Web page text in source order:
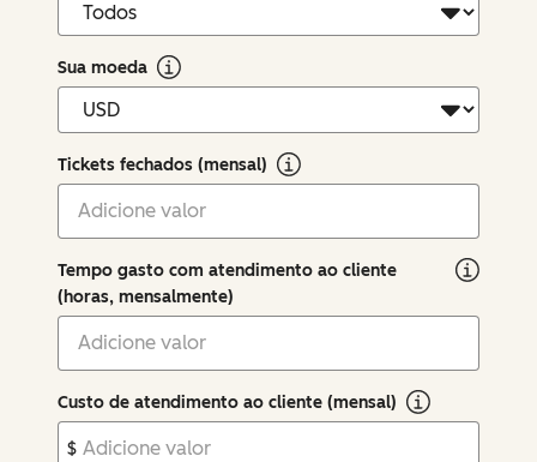
Sua moeda
Tickets fechados (mensal)
Tempo gasto com atendimento ao cliente
(horas, mensalmente)
Custo de atendimento ao cliente (mensal)
$